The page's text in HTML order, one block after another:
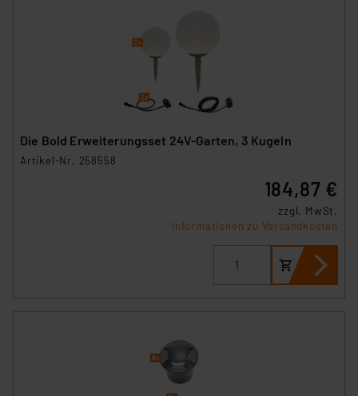
Die Bold Erweiterungsset 24V-Garten, 3 Kugeln
Artikel-Nr. 258558
184,87 €
zzgl. MwSt.
Informationen zu Versandkosten